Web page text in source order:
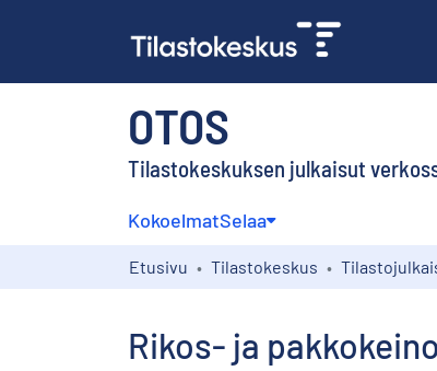
OTOS
Tilastokeskuksen julkaisut
KokoelmatSelaa
Etusivu Tilastokeskus
Rikos- ja